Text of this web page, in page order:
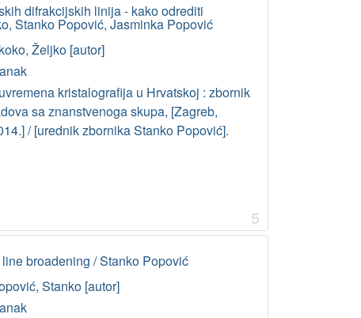
difrakcijskih linija - kako odrediti
Stanko Popović, Jasminka Popović
Željko [autor]
kristalografija u Hrvatskoj : zbornik
sa znanstvenoga skupa, [Zagreb,
/ [urednik zbornika Stanko Popović].
5
broadening / Stanko Popović
Stanko [autor]